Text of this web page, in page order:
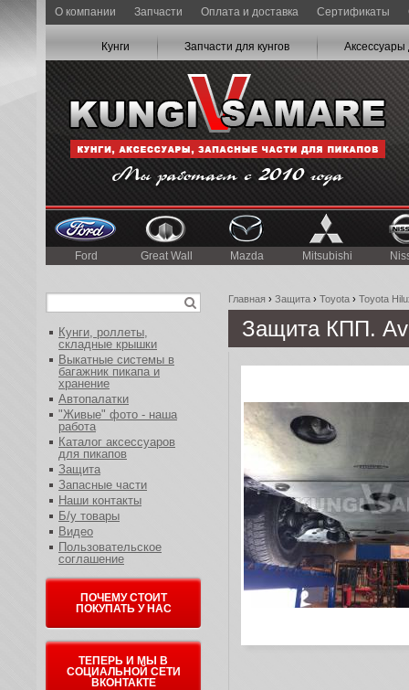
О компании Запчасти Оплата и доставка Сертификаты
Кунги Запчасти для кунгов Аксессуары
Ford Great Wall Mazda Mitsubishi
Главная › Защита › Toyota › Toyota
Защита КПП.
Кунги, роллеты,
складные крышки
Выкатные системы в
багажник пикапа и
хранение
Автопалатки
"Живые" фото - наша
работа
Каталог аксессуаров
для пикапов
Защита
Запасные части
Наши контакты
Б/у товары
Видео
Пользовательское
соглашение
ПОЧЕМУ СТОИТ
ПОКУПАТЬ У НАС
ТЕПЕРЬ И МЫ В
СОЦИАЛЬНОЙ СЕТИ
ВКОНТАКТЕ